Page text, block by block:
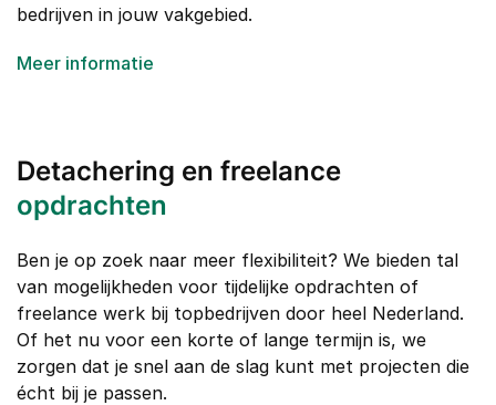
bedrijven in jouw vakgebied.
Meer informatie
Detachering en freelance
opdrachten
Ben je op zoek naar meer flexibiliteit? We bieden tal
van mogelijkheden voor tijdelijke opdrachten of
freelance werk bij topbedrijven door heel Nederland.
Of het nu voor een korte of lange termijn is, we
zorgen dat je snel aan de slag kunt met projecten die
écht bij je passen.